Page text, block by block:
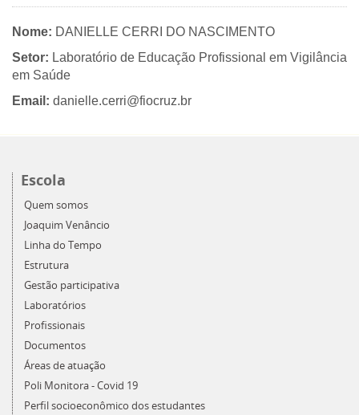
Nome: DANIELLE CERRI DO NASCIMENTO
Setor: Laboratório de Educação Profissional em Vigilância
em Saúde
Email: danielle.cerri@fiocruz.br
Escola
Quem somos
Joaquim Venâncio
Linha do Tempo
Estrutura
Gestão participativa
Laboratórios
Profissionais
Documentos
Áreas de atuação
Poli Monitora - Covid 19
Perfil socioeconômico dos estudantes